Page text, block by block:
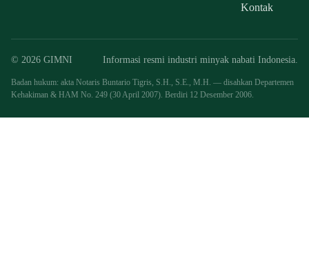
Kontak
© 2026 GIMNI Informasi resmi industri minyak nabati Indonesia.
Badan hukum: akta Notaris Buntario Tigris, S.H., S.E., M.H. — disahkan Departemen
Kehakiman & HAM No. 249 (30 April 2007). Berdiri 12 Desember 2006.